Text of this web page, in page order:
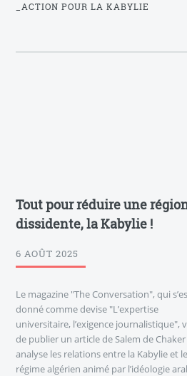
_ACTION POUR LA KABYLIE
Tout pour réduire une
dissidente, la Kabylie !
6 AOÛT 2025
Le magazine "The Conversation", qui
donné comme devise "L’expertise
universitaire, l’exigence journalistique",
de publier un article de Salem de
analyse les relations entre la Kabylie et le
régime algérien animé par l’idéologie